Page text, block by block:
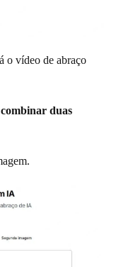
o vídeo de abraço
duas